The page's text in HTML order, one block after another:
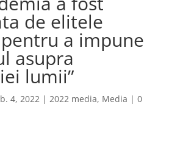
de elitele
a impune
asupra
lumii”
4, 2022| 2022 media, Media | 0